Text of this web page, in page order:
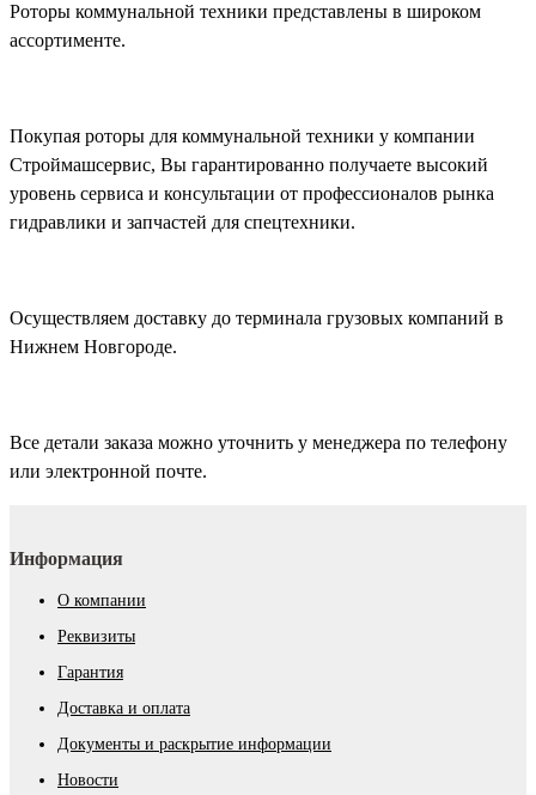
Роторы коммунальной техники представлены в широком
ассортименте.
Покупая роторы для коммунальной техники у компании
Строймашсервис, Вы гарантированно получаете высокий
уровень сервиса и консультации от профессионалов рынка
гидравлики и запчастей для спецтехники.
Осуществляем доставку до терминала грузовых компаний в
Нижнем Новгороде.
Все детали заказа можно уточнить у менеджера по телефону
или электронной почте.
Информация
О компании
Реквизиты
Гарантия
Доставка и оплата
Документы и раскрытие информации
Новости